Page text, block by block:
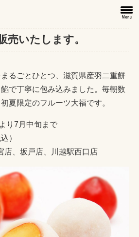
売いたします。
るごとひとつ、滋賀県産羽二重餅
で丁寧に包み込みました。毎朝数
夏限定のフルーツ大福です。
り7月中旬まで
）
店、坂戸店、川越駅西口店